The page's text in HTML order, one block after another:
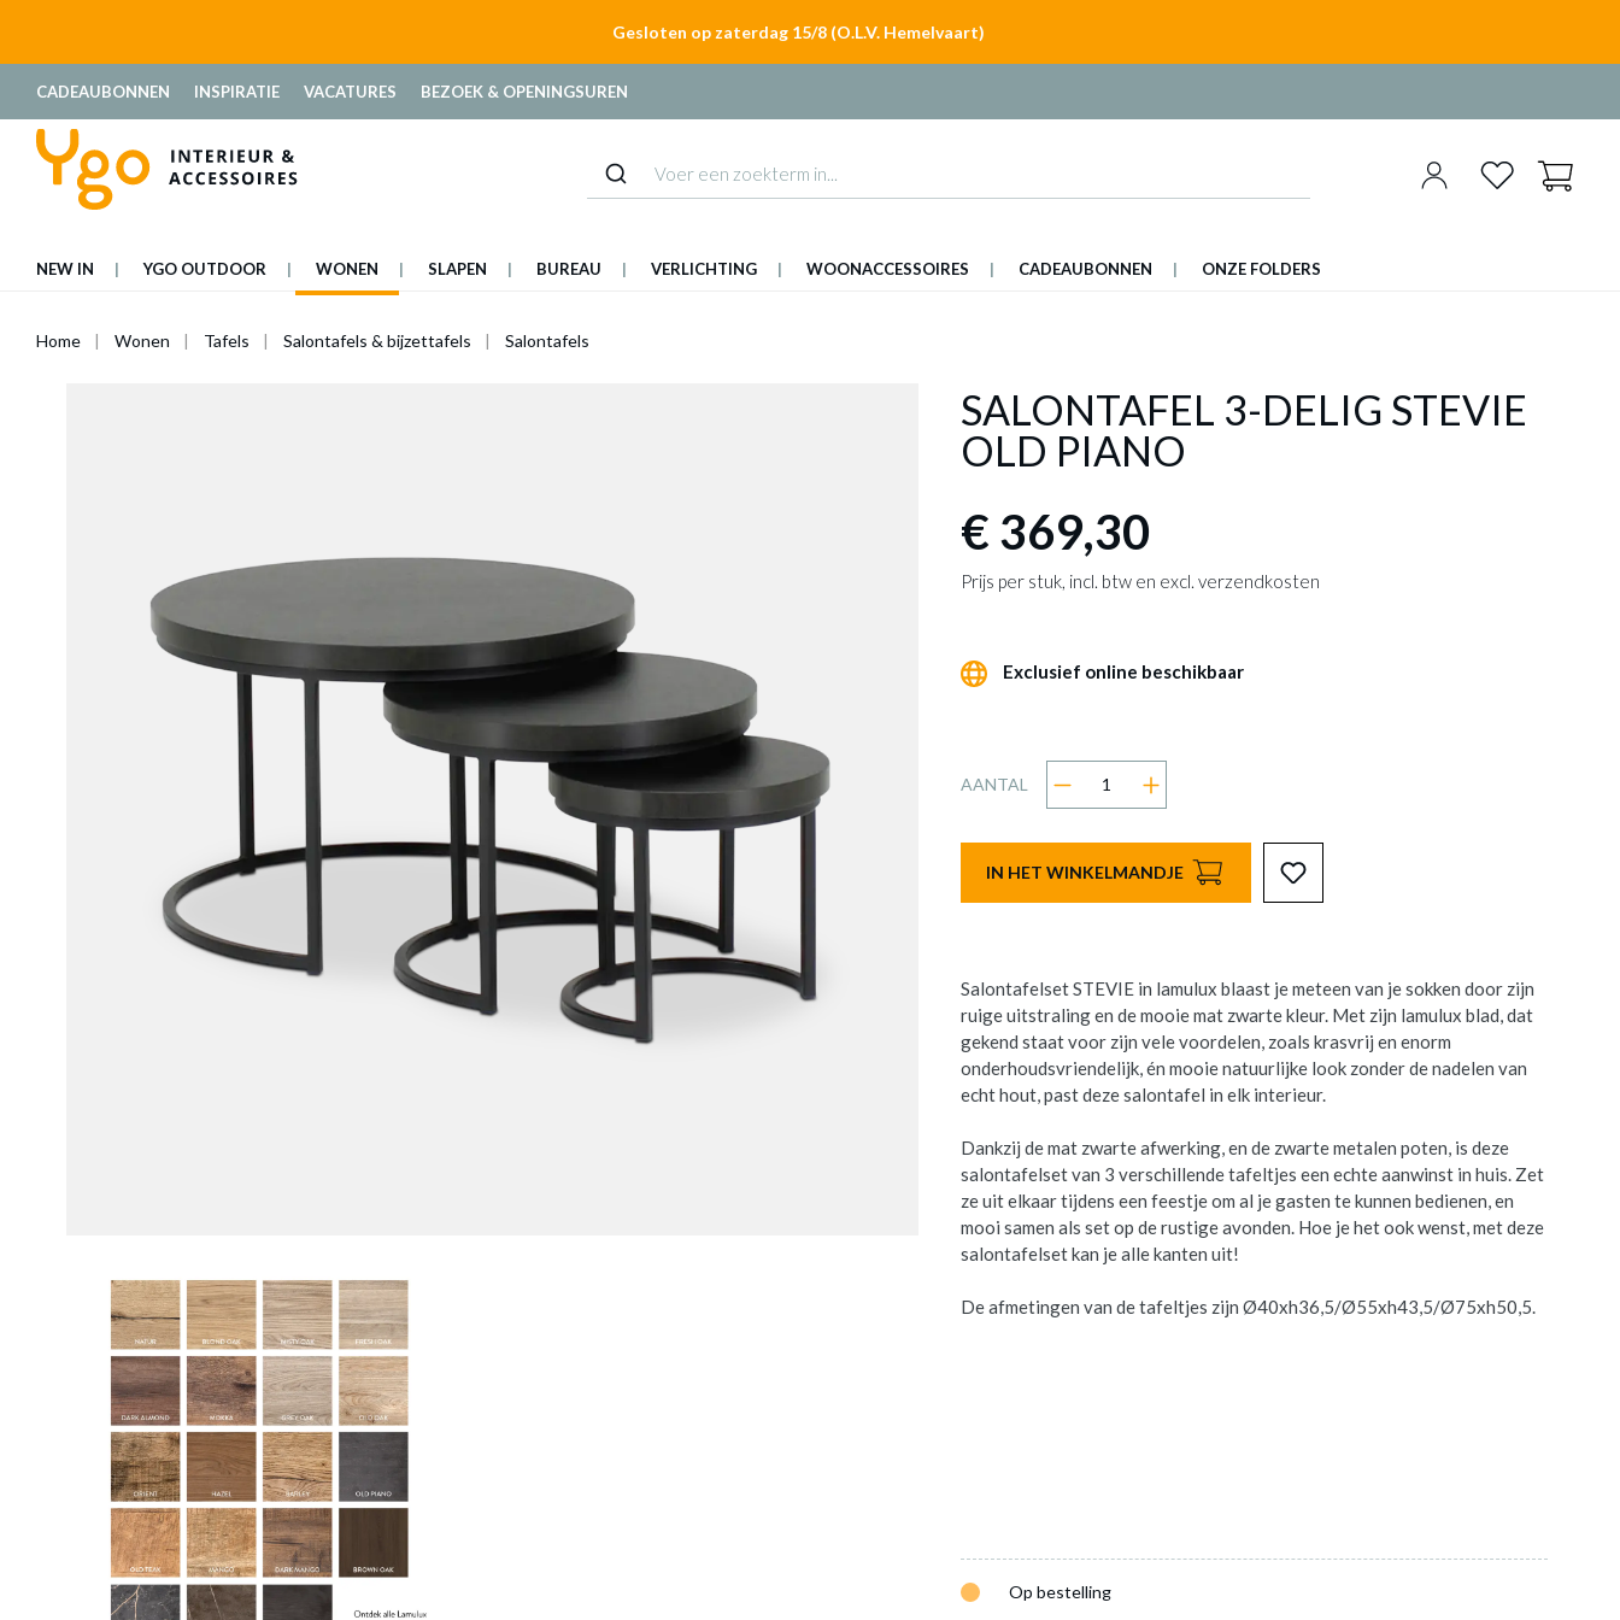
Gesloten op zaterdag 15/8 (O.L.V. Hemelvaart)
CADEAUBONNEN INSPIRATIE VACATURES BEZOEK & OPENINGSUREN
NEW IN YGO OUTDOOR WONEN SLAPEN BUREAU VERLICHTING WOONACCESSOIRES CADEAUBONNEN ONZE FOLDERS
Home Wonen Tafels Salontafels & bijzettafels Salontafels
SALONTAFEL 3-DELIG STEVIE
OLD PIANO
€ 369,30
Prijs per stuk, incl. btw en excl. verzendkosten
Exclusief online beschikbaar
AANTAL
IN HET WINKELMANDJE
Salontafelset STEVIE in lamulux blaast je meteen van je sokken door zijn
ruige uitstraling en de mooie mat zwarte kleur. Met zijn lamulux blad, dat
gekend staat voor zijn vele voordelen, zoals krasvrij en enorm
onderhoudsvriendelijk, én mooie natuurlijke look zonder de nadelen van
echt hout, past deze salontafel in elk interieur.
Dankzij de mat zwarte afwerking, en de zwarte metalen poten, is deze
salontafelset van 3 verschillende tafeltjes een echte aanwinst in huis. Zet
ze uit elkaar tijdens een feestje om al je gasten te kunnen bedienen, en
mooi samen als set op de rustige avonden. Hoe je het ook wenst, met deze
salontafelset kan je alle kanten uit!
De afmetingen van de tafeltjes zijn Ø40xh36,5/Ø55xh43,5/Ø75xh50,5.
Op bestelling